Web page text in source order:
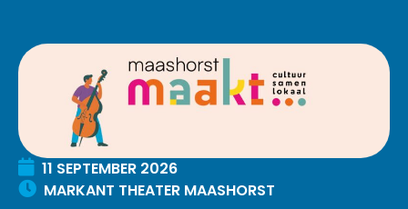
11 SEPTEMBER 2026
MARKANT THEATER MAASHORST